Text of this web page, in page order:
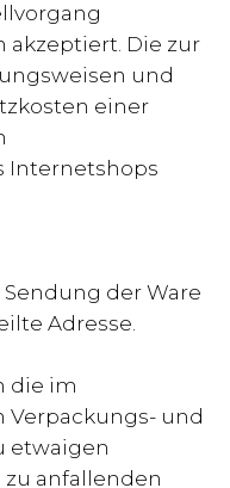
akzeptiert. Die zur
und
einer
Internetshops
der Ware
Adresse.
die im
Verpackungs- und
etwaigen
anfallenden